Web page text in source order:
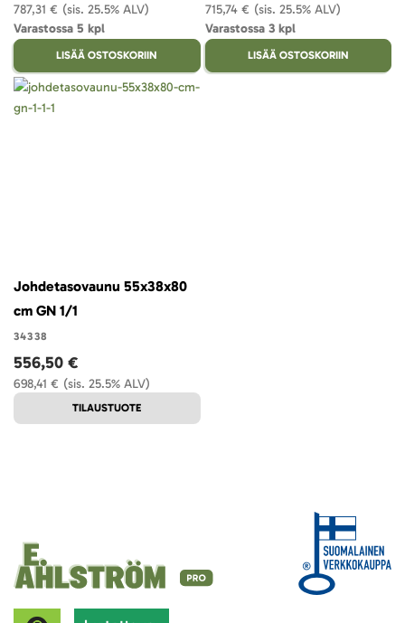
(sis. 25.5% ALV)
787,31 €
Varastossa 5 kpl
LISÄÄ OSTOSKORIIN
(sis. 25.5% ALV)
715,74 €
Varastossa 3 kpl
LISÄÄ OSTOSKORIIN
Johdetasovaunu 55x38x80
cm GN 1/1
34338
(sis. 25.5% ALV)
698,41 €
556,50 €
TILAUSTUOTE